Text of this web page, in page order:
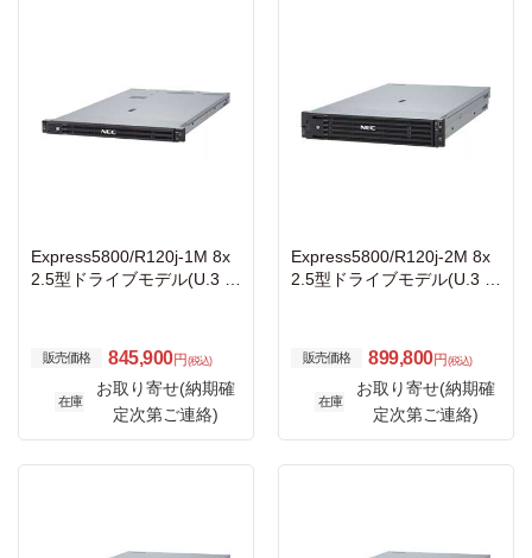
Express5800/R120j-1M 8x
2.5型ドライブモデル(U.3 N
販売価格 845,900円 (税込)
在庫
お取り寄せ(納期確
定次第ご連絡)
Express5800/R120j-2M 8x
2.5型ドライブモデル(U.3 N
販売価格 899,800円 (税込)
在庫
お取り寄せ(納期確
定次第ご連絡)